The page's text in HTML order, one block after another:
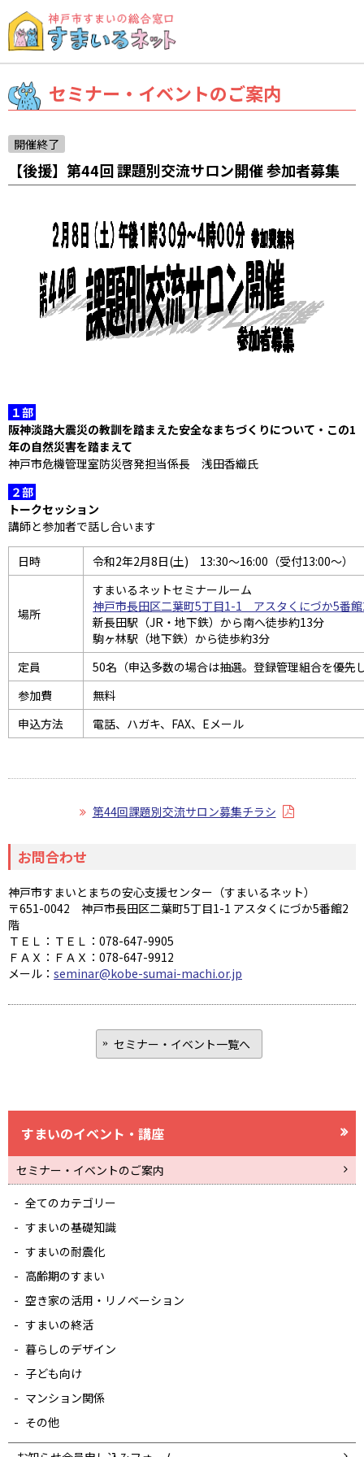
セミナー・イベントのご案内
開催終了
【後援】第44回 課題別交流サロン開催 参加者募集
１部
阪神淡路大震災の教訓を踏まえた安全なまちづくりについて・この1
年の自然災害を踏まえて
神戸市危機管理室防災啓発担当係長 浅田香織氏
２部
トークセッション
講師と参加者で話し合います
日時 令和2年2月8日(土) 13:30～16:00（受付13:00～）
場所
すまいるネットセミナールーム
神戸市長田区二葉町5丁目1-1 アスタくにづか5番
新長田駅（JR・地下鉄）から南へ徒歩約13分
駒ヶ林駅（地下鉄）から徒歩約3分
定員
50名（申込多数の場合は抽選。登録管理組合を優先
参加費
無料
申込方法
電話、ハガキ、FAX、Eメール
第44回課題別交流サロン募集チラシ
お問合わせ
神戸市すまいとまちの安心支援センター（すまいるネット）
〒651-0042 神戸市長田区二葉町5丁目1-1 アスタくにづか5番館2
階
ＴＥＬ：ＴＥＬ：078-647-9905
ＦＡＸ：ＦＡＸ：078-647-9912
メール： seminar@kobe-sumai-machi.or.jp
セミナー・イベント一覧へ
すまいのイベント・講座
セミナー・イベントのご案内
全てのカテゴリー
すまいの基礎知識
すまいの耐震化
高齢期のすまい
空き家の活用・リノベーション
すまいの終活
暮らしのデザイン
子ども向け
マンション関係
その他